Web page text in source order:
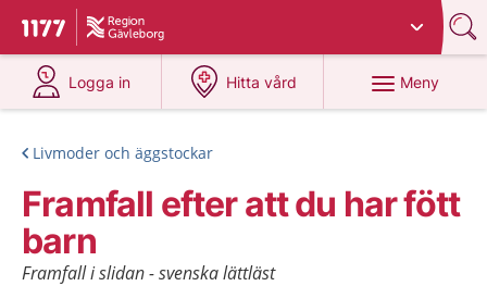
Till startsidan för 1177
Du har valt region
Logga in
på 1177.se
Hitta vård
på 1177.se
Meny
Livmoder och äggstockar
Framfall efter att du har fött
barn
Framfall i slidan - svenska lättläst